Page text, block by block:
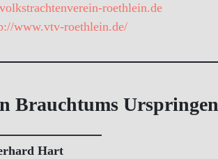
roethlein.de
www.vtv-roethlein.de/
Brauchtums Urspringen
Hart